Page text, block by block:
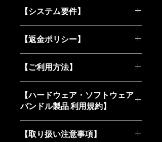
【システム要件】
オペレーティングシステ
ム:Microsoft® Windows 10または
11*
.NET フレームワーク
プロセッサ(ワンパケットキャプチ
ャアダプター): Intel Core i3以上
プロセッサ(2台または3台のパケ
RAM:4GB以上
【返金ポリシー】
上コピーが可能なデジタルデータ（本
ソフトウェア）が含まれるバンドル商
品であるため、原則としてお客様都合
による購入後のキャンセル、返品、お
よび返金には一切応じられません。
初期不良時の対応について 本機器
（ハードウェア）に初期不良が認めら
【ご利用方法】
完了したら、ZIPファイルを展開し
てインストーラーを実行してくだ
さい。
購入時にご登録いただいたメール
アドレス宛にライセンスキーを送
【ハードウェア・ソフトウェア
バンドル製品 利用規約】
TokyoWireless（以下「当方」）が米
【取り扱い注意事項】